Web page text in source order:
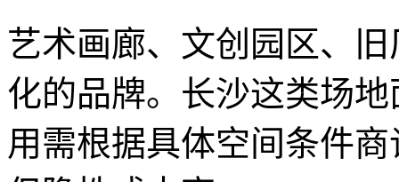
艺术画廊、文创园区、
化的品牌。长沙这类场
用需根据具体空间条件